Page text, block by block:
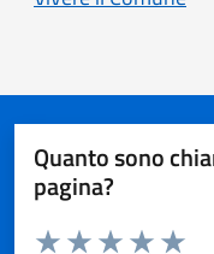
Quanto sono
pagina?
Valuta da 1 a 5 stelle la